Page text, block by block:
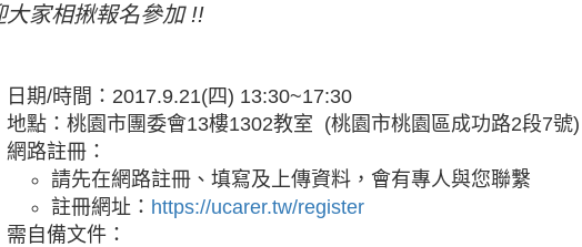
大家相揪報名參加 !!
日期/時間：2017.9.21(四) 13:30~17:30
地點：桃園市團委會13樓1302教室 (桃園市桃園區成功路2段7號)
網路註冊：
請先在網路註冊、填寫及上傳資料，會有專人與您聯繫
註冊網址： https://ucarer.tw/register
需自備文件：